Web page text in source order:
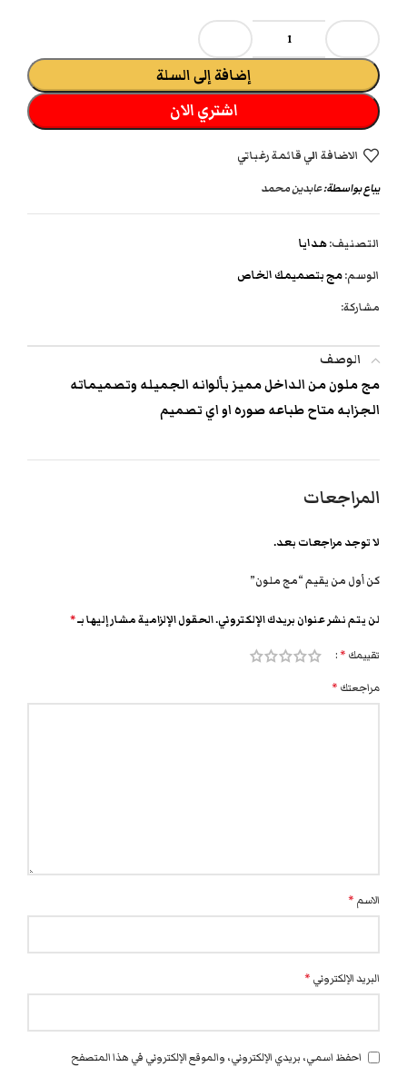
إضافة إلى السلة
اشتري الان
الاضافة الي قائمة رغباتي
يباع بواسطة:عابدين محمد
التصنيف:هدايا
الوسم:مج بتصميمك الخاص
مشاركة:
الوصف
مج ملون من الداخل مميز بألوانه الجميله وتصميماته
الجزابه متاح طباعه صوره او اي تصميم
المراجعات
لا توجد مراجعات بعد.
كن أول من يقيم “مج ملون”
لن يتم نشر عنوان بريدك الإلكتروني.الحقول الإلزامية مشار إليها بـ*
تقييمك *
مراجعتك *
الاسم *
البريد الإلكتروني *
احفظ اسمي، بريدي الإلكتروني، والموقع الإلكتروني في هذا المتصفح